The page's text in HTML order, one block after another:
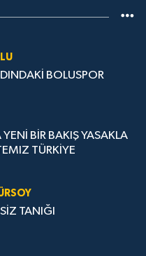
BOLUSPOR
BİR BAKIŞ YASAKLA
TÜRKİYE
TANIĞI